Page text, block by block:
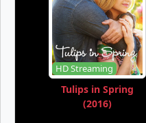
HD Streaming
Tulips in Spring
(2016)